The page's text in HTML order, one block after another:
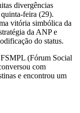
divergências
quinta-feira (29).
vitória simbólica da
da ANP e
do status.
(Fórum Social
com
e encontrou um